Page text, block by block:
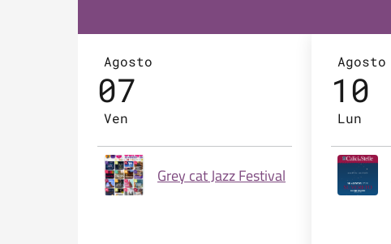
Agosto
07
Ven
Grey cat Jazz Festival
Agosto
10
Lun